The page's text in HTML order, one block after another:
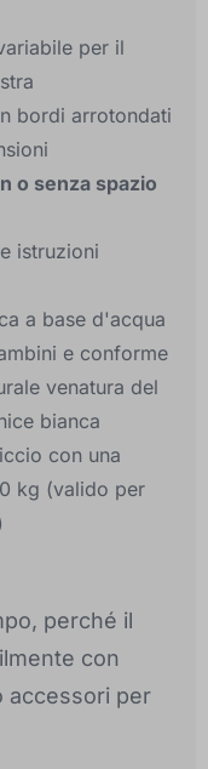
per il
bordi arrotondati
o senza spazio
istruzioni
a base d'acqua
e conforme
venatura del
bianca
con una
kg (valido per
perché il
con
accessori per